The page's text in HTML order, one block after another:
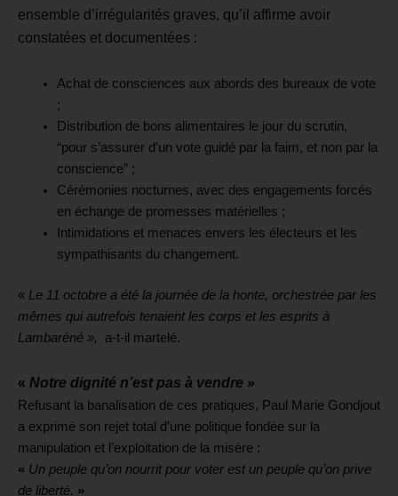
ensemble d’irrégularités graves, qu’il affirme avoir
constatées et documentées :
Achat de consciences aux abords des bureaux de vote
;
Distribution de bons alimentaires le jour du scrutin,
“pour s’assurer d’un vote guidé par la faim, et non par la
conscience” ;
Cérémonies nocturnes, avec des engagements forcés
en échange de promesses matérielles ;
Intimidations et menaces envers les électeurs et les
sympathisants du changement.
« Le 11 octobre a été la journée de la honte, orchestrée par les
mêmes qui autrefois tenaient les corps et les esprits à
Lambaréné »,
a-t-il martelé.
« Notre dignité n’est pas à vendre »
Refusant la banalisation de ces pratiques, Paul Marie Gondjout
a exprimé son rejet total d’une politique fondée sur la
manipulation et l’exploitation de la misère :
« Un peuple qu’on nourrit pour voter est un peuple qu’on prive
de liberté. »